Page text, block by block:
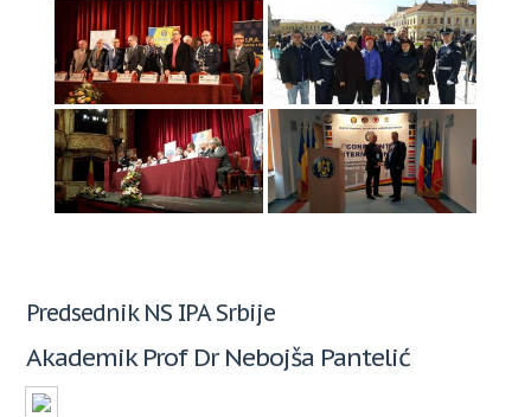
Predsednik NS IPA Srbije
Akademik Prof Dr Nebojša Pantelić